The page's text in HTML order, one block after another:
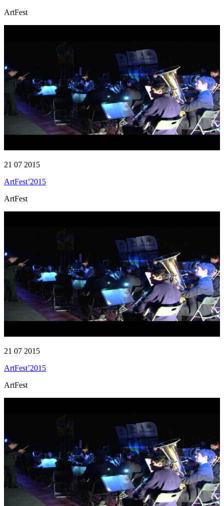
ArtFest
21 07 2015
ArtFest’2015
ArtFest
21 07 2015
ArtFest’2015
ArtFest